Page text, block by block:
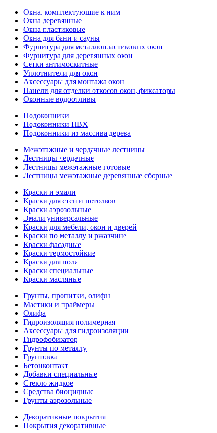
Окна, комплектующие к ним
Окна деревянные
Окна пластиковые
Окна для бани и сауны
Фурнитура для металлопластиковых окон
Фурнитура для деревянных окон
Сетки антимоскитные
Уплотнители для окон
Аксессуары для монтажа окон
Панели для отделки откосов окон, фиксаторы
Оконные водоотливы
Подоконники
Подоконники ПВХ
Подоконники из массива дерева
Межэтажные и чердачные лестницы
Лестницы чердачные
Лестницы межэтажные готовые
Лестницы межэтажные деревянные сборные
Краски и эмали
Краски для стен и потолков
Краски аэрозольные
Эмали универсальные
Краски для мебели, окон и дверей
Краски по металлу и ржавчине
Краски фасадные
Краски термостойкие
Краски для пола
Краски специальные
Краски масляные
Грунты, пропитки, олифы
Мастики и праймеры
Олифа
Гидроизоляция полимерная
Аксессуары для гидроизоляции
Гидрофобизатор
Грунты по металлу
Грунтовка
Бетонконтакт
Добавки специальные
Стекло жидкое
Средства биоцидные
Грунты аэрозольные
Декоративные покрытия
Покрытия декоративные